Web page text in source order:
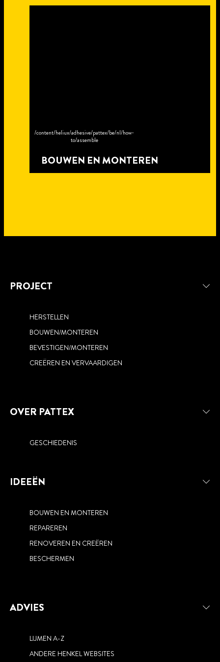
/content/heliux/adhesive/pattex/be/nl/how-
to/assemble
BOUWEN EN MONTEREN
REPAREREN
RENOVEREN EN CREËREN
BESCHERMEN
PROJECT
HERSTELLEN
BOUWEN/MONTEREN
BEVESTIGEN/MONTEREN
CREËREN EN VERVAARDIGEN
OVER PATTEX
GESCHIEDENIS
IDEEËN
BOUWEN EN MONTEREN
REPAREREN
RENOVEREN EN CREËREN
BESCHERMEN
ADVIES
LIJMEN A-Z
ANDERE HENKEL WEBSITES